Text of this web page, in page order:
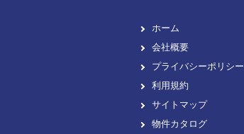
ホーム
会社概要
プライバシーポリシー
利用規約
サイトマップ
物件カタログ